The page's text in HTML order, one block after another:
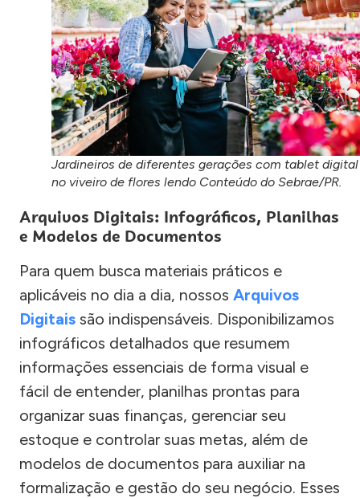
Jardineiros de diferentes gerações com tablet digital
no viveiro de flores lendo Conteúdo do Sebrae/PR.
Arquivos Digitais: Infográficos, Planilhas
e Modelos de Documentos
Para quem busca materiais práticos e
aplicáveis no dia a dia, nossos Arquivos
Digitais são indispensáveis. Disponibilizamos
infográficos detalhados que resumem
informações essenciais de forma visual e
fácil de entender, planilhas prontas para
organizar suas finanças, gerenciar seu
estoque e controlar suas metas, além de
modelos de documentos para auxiliar na
formalização e gestão do seu negócio. Esses